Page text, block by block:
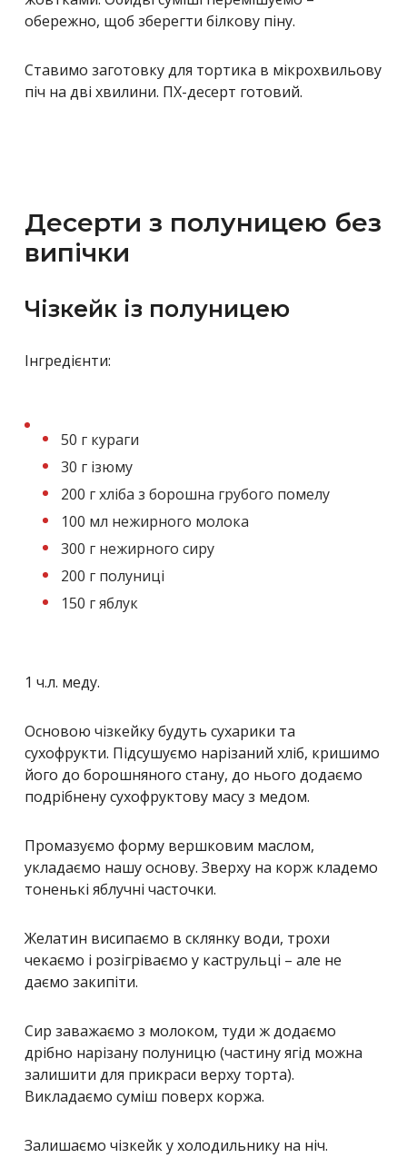
обережно, щоб зберегти білкову піну.
Ставимо заготовку для тортика в мікрохвильову
піч на дві хвилини. ПХ-десерт готовий.
Десерти з полуницею без
випічки
Чізкейк із полуницею
Інгредієнти:
50 г кураги
30 г ізюму
200 г хліба з борошна грубого помелу
100 мл нежирного молока
300 г нежирного сиру
200 г полуниці
150 г яблук
1 ч.л. меду.
Основою чізкейку будуть сухарики та
сухофрукти. Підсушуємо нарізаний хліб, кришимо
його до борошняного стану, до нього додаємо
подрібнену сухофруктову масу з медом.
Промазуємо форму вершковим маслом,
укладаємо нашу основу. Зверху на корж кладемо
тоненькі яблучні часточки.
Желатин висипаємо в склянку води, трохи
чекаємо і розігріваємо у каструльці – але не
даємо закипіти.
Сир заважаємо з молоком, туди ж додаємо
дрібно нарізану полуницю (частину ягід можна
залишити для прикраси верху торта).
Викладаємо суміш поверх коржа.
Залишаємо чізкейк у холодильнику на ніч.